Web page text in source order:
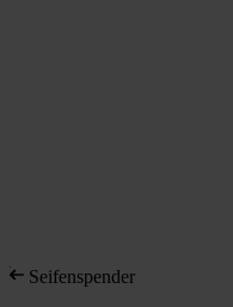
Seifenspender